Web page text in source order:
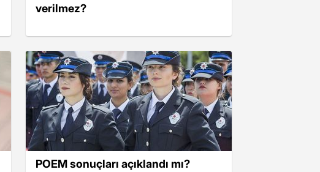
verilmez?
POEM sonuçları açıklandı mı?